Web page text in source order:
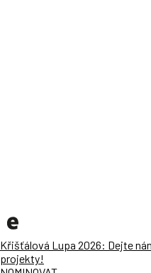
Křišťálová Lupa 2026: Dejte
projekty!